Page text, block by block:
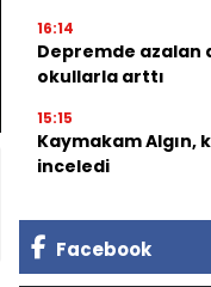
16:14
Depremde azalan
okullarla arttı
15:15
Kaymakam Algın,
inceledi
Facebook